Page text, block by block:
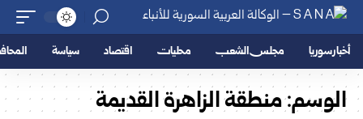
أخبار سوريا مجلس الشعب محليات اقتصاد سياسة
الوسم:منطقة الزاهرة القديمة